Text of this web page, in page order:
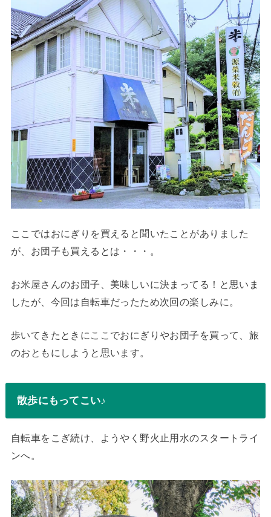
ここではおにぎりを買えると聞いたことがありました
が、お団子も買えるとは・・・。
お米屋さんのお団子、美味しいに決まってる！と思いま
したが、今回は自転車だったため次回の楽しみに。
歩いてきたときにここでおにぎりやお団子を買って、旅
のおともにしようと思います。
散歩にもってこい♪
自転車をこぎ続け、ようやく野火止用水のスタートライ
ンへ。